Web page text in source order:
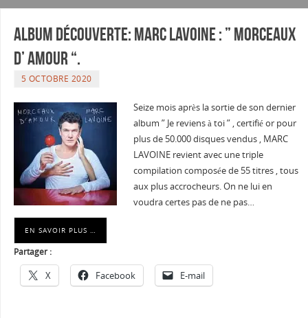
Album découverte: MARC LAVOINE : ” Morceaux
d’ Amour “.
5 OCTOBRE 2020
Seize mois après la sortie de son dernier
album ” Je reviens à toi ” , certifié or pour
plus de 50.000 disques vendus , MARC
LAVOINE revient avec une triple
compilation composée de 55 titres , tous
aux plus accrocheurs. On ne lui en
voudra certes pas de ne pas…
EN SAVOIR PLUS …
Partager :
X Facebook E-mail